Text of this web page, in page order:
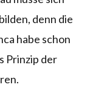
denn die
habe schon
Prinzip der